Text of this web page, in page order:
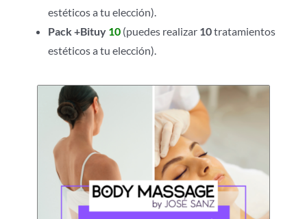
estéticos a tu elección).
Pack +Bituy 10(puedes realizar 10tratamientos
estéticos a tu elección).